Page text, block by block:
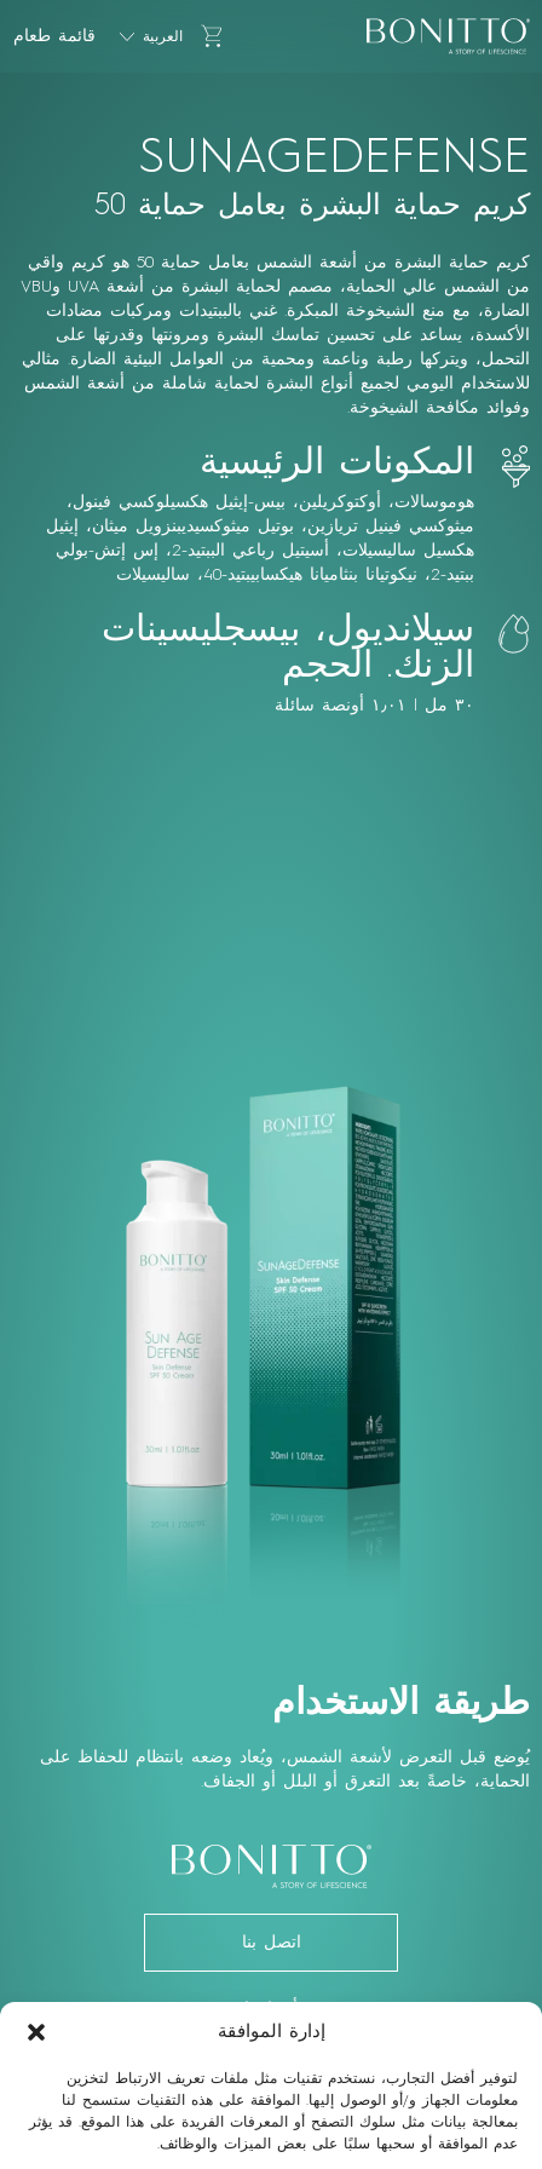
إدارة الموافقة
لتوفير أفضل التجارب، نستخدم تقنيات مثل ملفات تعريف الارتباط لتخزين
معلومات الجهاز و/أو الوصول إليها. الموافقة على هذه التقنيات ستسمح لنا
بمعالجة بيانات مثل سلوك التصفح أو المعرفات الفريدة على هذا الموقع. قد يؤثر
عدم الموافقة أو سحبها سلبًا على بعض الميزات والوظائف.
Go to Cart
العربية قائمة طعام
SUNAGEDEFENSE
كريم حماية البشرة بعامل حماية 50
كريم حماية البشرة من أشعة الشمس بعامل حماية50 هو كريم واقي
من الشمس عالي الحماية، مصمم لحماية البشرة من أشعةUVA وU
VB
الضارة، مع منع الشيخوخة المبكرة. غني بالببتيدات ومركبات مضادات
الأكسدة، يساعد على تحسين تماسك البشرة ومرونتها وقدرتها على
التحمل، ويتركها رطبة وناعمة ومحمية من العوامل البيئية الضارة. مثالي
للاستخدام اليومي لجميع أنواع البشرة لحماية شاملة من أشعة الشمس
وفوائد مكافحة الشيخوخة.
المكونات الرئيسية
هوموسالات، أوكتوكريلين، بيس-إيثيل هكسيلوكسي فينول،
ميثوكسي فينيل تريازين، بوتيل ميثوكسيديبنزويل ميثان، إيثيل
هكسيل ساليسيلات، أسيتيل رباعي الببتيد-2، إس إتش-بولي
ببتيد-2، نيكوتيانا بنثاميانا هيكسابيبتيد-40، ساليسيلات
سيلانديول، بيسجليسينات
الزنك. الحجم
٣٠ مل | ١٫٠١ أونصة سائلة
طريقة الاستخدام
يُوضع قبل التعرض لأشعة الشمس، ويُعاد وضعه بانتظام للحفاظ على
الحماية، خاصةً بعد التعرق أو البلل أو الجفاف.
اتصل بنا
Facebook
Linkedin
Instagram
Youtube
Vienna: Top 1, Schegargasse 9, 1190 Vienna, Austria
Dubai: 701, Damac Smart Heights, Tecom, Dubai UAE
بريد إلكتروني info@bonittoaesthetic.com